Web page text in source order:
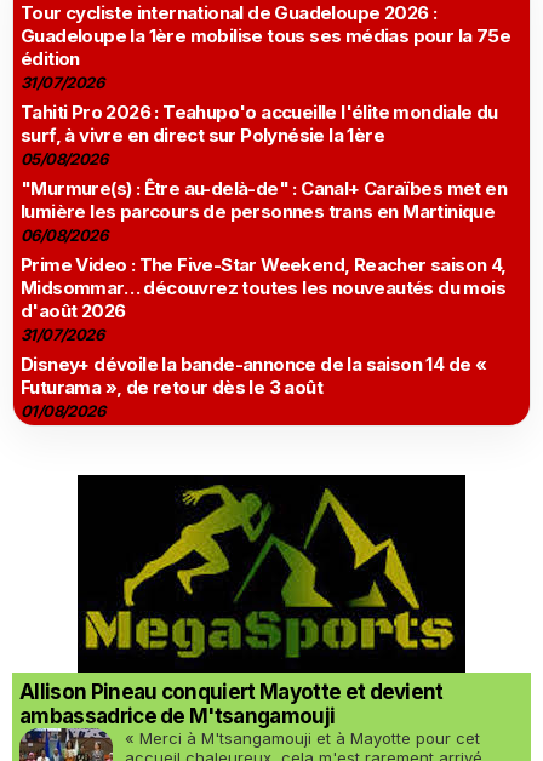
Tour cycliste international de Guadeloupe 2026 :
Guadeloupe la 1ère mobilise tous ses médias pour la 75e
édition
31/07/2026
Tahiti Pro 2026 : Teahupo'o accueille l'élite mondiale du
surf, à vivre en direct sur Polynésie la 1ère
05/08/2026
"Murmure(s) : Être au-delà-de" : Canal+ Caraïbes met en
lumière les parcours de personnes trans en Martinique
06/08/2026
Prime Video : The Five-Star Weekend, Reacher saison 4,
Midsommar… découvrez toutes les nouveautés du mois
d'août 2026
31/07/2026
Disney+ dévoile la bande-annonce de la saison 14 de «
Futurama », de retour dès le 3 août
01/08/2026
Allison Pineau conquiert Mayotte et devient
ambassadrice de M'tsangamouji
« Merci à M'tsangamouji et à Mayotte pour cet